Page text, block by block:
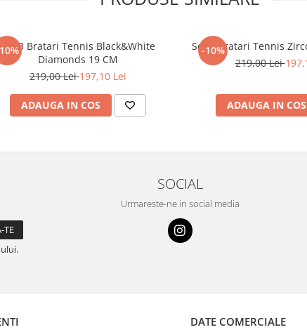
Set 3 Bratari Tennis Black&White
Diamonds 19 CM
219,00 Lei197,10 Lei
ADAUGA IN COS
-10%
Set 3 Bratari Tennis
219,00 Lei
ADAUGA IN COS
SOCIAL
Urmareste-ne in social media
DATE COMERCIALE